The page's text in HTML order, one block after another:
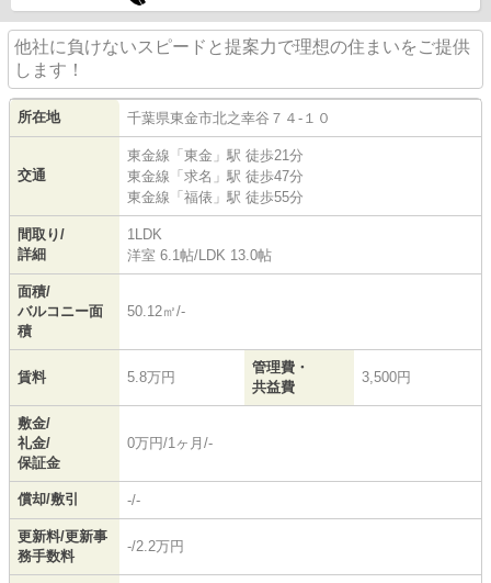
他社に負けないスピードと提案力で理想の住まいをご提供
します！
所在地 千葉県東金市北之幸谷 ７４-１０
交通
東金線 「 東金 」駅 徒歩21分
東金線 「 求名 」駅 徒歩47分
東金線 「 福俵 」駅 徒歩55分
間取り/
詳細
1LDK
洋室 6.1帖/LDK 13.0帖
面積/
バルコニー面
積
50.12㎡/-
賃料 5.8万円
管理費・
共益費
3,500円
敷金/
礼金/
保証金
0万円/1ヶ月/-
償却/敷引 -/-
更新料/更新事
務手数料
-/2.2万円